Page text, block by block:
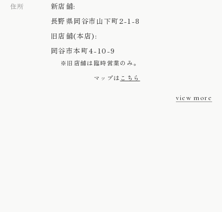
住所
新店舗:
長野県岡谷市山下町2-1-8
旧店舗(本店):
岡谷市本町4-10-9
※旧店舗は臨時営業のみ。
マップは こちら
view more